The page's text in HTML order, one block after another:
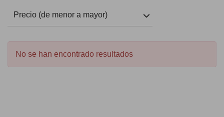
Precio (de menor a mayor)
No se han encontrado resultados